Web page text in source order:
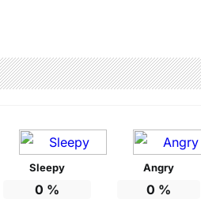
Sleepy
0 %
Angry
0 %